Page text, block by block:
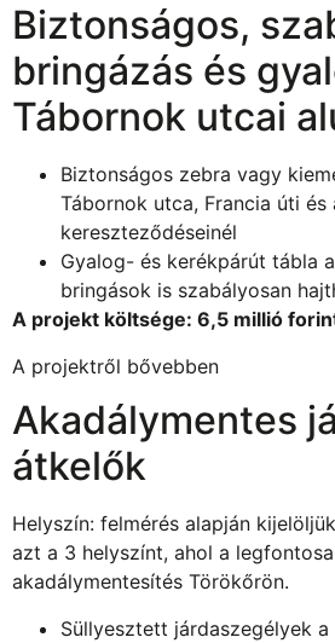
Biztonságos,
bringázás és
Tábornok utcai
Biztonságos zebra vagy
Tábornok utca, Francia úti és
kereszteződéseinél
Gyalog- és kerékpárút tábla
bringások is szabályosan
A projekt költsége: 6,5 millió
A projektről bővebben
Akadálymentes
átkelők
Helyszín: felmérés alapján
azt a 3 helyszínt, ahol a
akadálymentesítés Törökőrön.
Süllyesztett járdaszegélyek a